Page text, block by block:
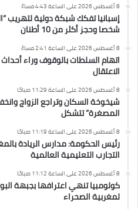
8 أغسطس 2026 على الساعة 4:43 مساءً
شخصا وحجز أكثر من 10 أطنان
8 أغسطس 2026 على الساعة 2:41 مساءً
اتهام السلطات بالوقوف وراء
الاعتقال
8 أغسطس 2026 على الساعة 11:29 صباحًا
شيخوخة السكان وتراجع الزواج
المصغرة” تتشكل
8 أغسطس 2026 على الساعة 11:19 صباحًا
رئيس الحكومة: مدارس الريادة
التجارب التعليمية العالمية
8 أغسطس 2026 على الساعة 11:12 صباحًا
كولومبيا تنهي اعترافها بجبهة
لمغربية الصحراء